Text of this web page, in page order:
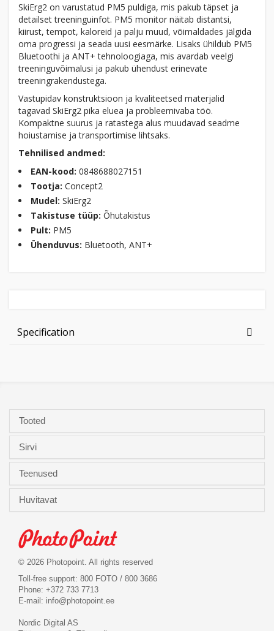
SkiErg2 on varustatud PM5 puldiga, mis pakub täpset ja
detailset treeninguinfot. PM5 monitor näitab distantsi,
kiirust, tempot, kaloreid ja palju muud, võimaldades jälgida
oma progressi ja seada uusi eesmärke. Lisaks ühildub PM5
Bluetoothi ja ANT+ tehnoloogiaga, mis avardab veelgi
treeninguvõimalusi ja pakub ühendust erinevate
treeningrakendustega.
Vastupidav konstruktsioon ja kvaliteetsed materjalid
tagavad SkiErg2 pika eluea ja probleemivaba töö.
Kompaktne suurus ja ratastega alus muudavad seadme
hoiustamise ja transportimise lihtsaks.
Tehnilised andmed:
EAN-kood: 0848688027151
Tootja: Concept2
Mudel: SkiErg2
Takistuse tüüp: Õhutakistus
Pult: PM5
Ühenduvus: Bluetooth, ANT+
Specification
Tooted
Sirvi
Teenused
Huvitavat
© 2026 Photopoint. All rights reserved
Toll-free support: 800 FOTO / 800 3686
Phone: +372 733 7713
E-mail: info@photopoint.ee
Nordic Digital AS